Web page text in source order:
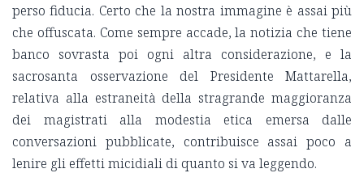
perso fiducia. Certo che la nostra immagine è assai più
che offuscata. Come sempre accade, la notizia che tiene
banco sovrasta poi ogni altra considerazione, e la
sacrosanta osservazione del Presidente Mattarella,
relativa alla estraneità della stragrande maggioranza
dei magistrati alla modestia etica emersa dalle
conversazioni pubblicate, contribuisce assai poco a
lenire gli effetti micidiali di quanto si va leggendo.